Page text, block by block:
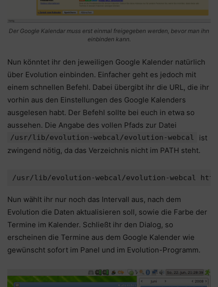
Der Google Kalendar muss erst einmal freigegeben werden, bevor man ihn
einbinden kann.
Nun könntet ihr den jeweiligen Google Kalender natürlich
über Evolution einbinden. Einfacher geht es jedoch mit
einem schnellen Befehl. Dabei übergibt ihr die URL, die ihr
vorhin aus den Einstellungen des Google Kalenders
ausgelesen habt. Der Befehl sollte bei euch in etwa so
aussehen. Die Angabe des vollen Pfads zur Datei
/usr/lib/evolution-webcal/evolution-webcal
ist
zwingend nötig, da das Verzeichnis nicht im PATH steht.
/usr/lib/evolution-webcal/evolution-webcal
Nun wählt ihr nur noch das Intervall aus, nach dem
Evolution die Daten aktualisieren soll, sowie die Farbe der
Termine im Kalender. Schließt ihr den Dialog, so
erscheinen die Termine aus dem Google Kalender wie
gewünscht sofort im Panel und im Evolution-Programm.